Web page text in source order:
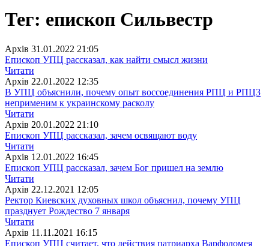
Тег: епископ Сильвестр
Архiв 31.01.2022 21:05
Епископ УПЦ рассказал, как найти смысл жизни
Читати
Архiв 22.01.2022 12:35
В УПЦ объяснили, почему опыт воссоединения РПЦ и РПЦЗ
неприменим к украинскому расколу
Читати
Архiв 20.01.2022 21:10
Епископ УПЦ рассказал, зачем освящают воду
Читати
Архiв 12.01.2022 16:45
Епископ УПЦ рассказал, зачем Бог пришел на землю
Читати
Архiв 22.12.2021 12:05
Ректор Киевских духовных школ объяснил, почему УПЦ
празднует Рождество 7 января
Читати
Архiв 11.11.2021 16:15
Епископ УПЦ считает, что действия патриарха Варфоломея